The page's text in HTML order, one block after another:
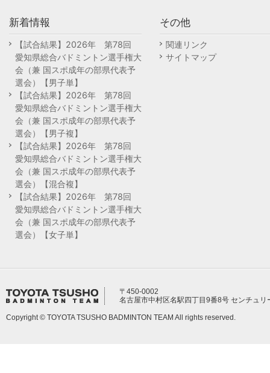
新着情報
【試合結果】2026年 第78回
愛知県総合バドミントン選手権大
会（兼 国スポ成年の部県代表予
選会）【男子単】
【試合結果】2026年 第78回
愛知県総合バドミントン選手権大
会（兼 国スポ成年の部県代表予
選会）【男子複】
【試合結果】2026年 第78回
愛知県総合バドミントン選手権大
会（兼 国スポ成年の部県代表予
選会）【混合複】
【試合結果】2026年 第78回
愛知県総合バドミントン選手権大
会（兼 国スポ成年の部県代表予
選会）【女子単】
その他
関連リンク
サイトマップ
〒450-0002
名古屋市中村区名駅四丁目9番8号 センチュリ
Copyright © TOYOTA TSUSHO BADMINTON TEAM All rights reserved.